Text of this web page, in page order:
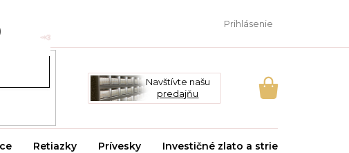
Prihlásenie
Navštívte našu
predajňu
NÁKUPNÝ
Retiazky Prívesky Investičné zlato a striebro